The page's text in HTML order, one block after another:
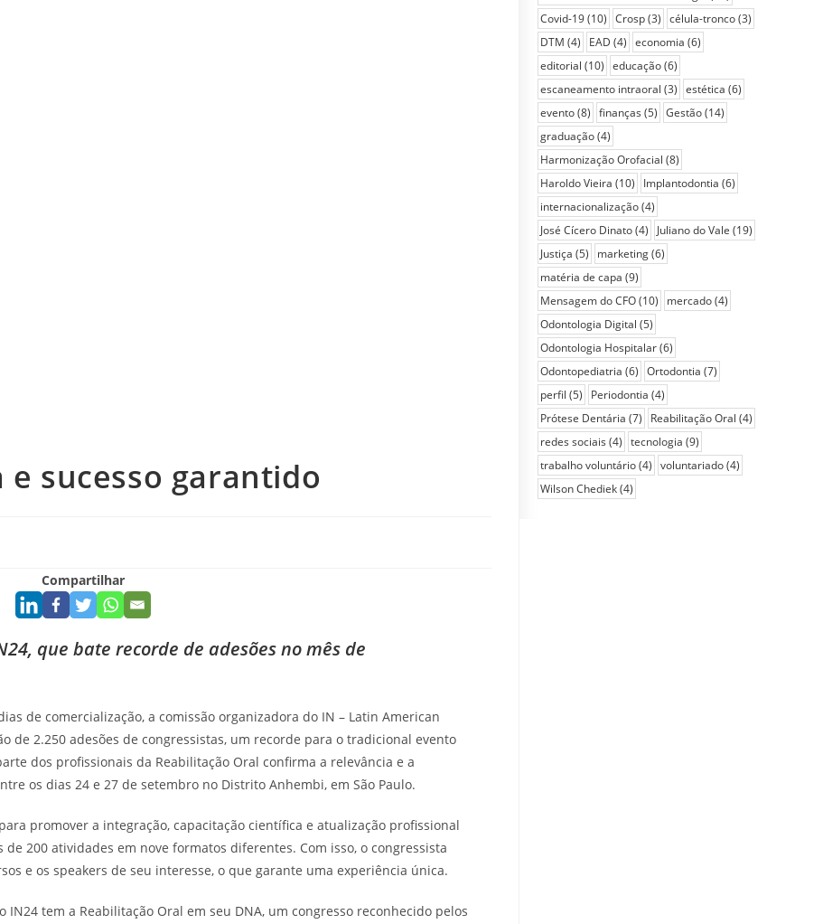
sucesso garantido
Compartilhar
que bate recorde de adesões no mês de
de comercialização, a comissão organizadora do IN – Latin American
de 2.250 adesões de congressistas, um recorde para o tradicional evento
dos profissionais da Reabilitação Oral confirma a relevância e a
os dias 24 e 27 de setembro no Distrito Anhembi, em São Paulo.
promover a integração, capacitação científica e atualização profissional
200 atividades em nove formatos diferentes. Com isso, o congressista
e os speakers de seu interesse, o que garante uma experiência única.
tem a Reabilitação Oral em seu DNA, um congresso reconhecido pelos
Covid-19(10) Crosp(3) célula-tronco(3)
DTM (4) EAD (4) economia (6)
editorial (10) educação(6)
escaneamento intraoral (3) estética (6)
evento(8) finanças (5) Gestão(14)
graduação(4)
Harmonização Orofacial (8)
Haroldo Vieira (10) Implantodontia (6)
internacionalização(4)
José Cícero Dinato(4) Juliano do Vale (19)
Justiça (5) marketing(6)
matéria de capa (9)
Mensagem do CFO(10) mercado(4)
Odontologia Digital (5)
Odontologia Hospitalar(6)
Odontopediatria (6) Ortodontia (7)
perfil (5) Periodontia (4)
Prótese Dentária (7) Reabilitação Oral (4)
redes sociais (4) tecnologia (9)
trabalho voluntário(4) voluntariado(4)
Wilson Chediek(4)